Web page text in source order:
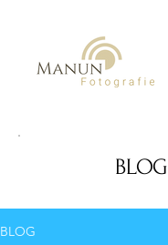
BLOG
BLOG